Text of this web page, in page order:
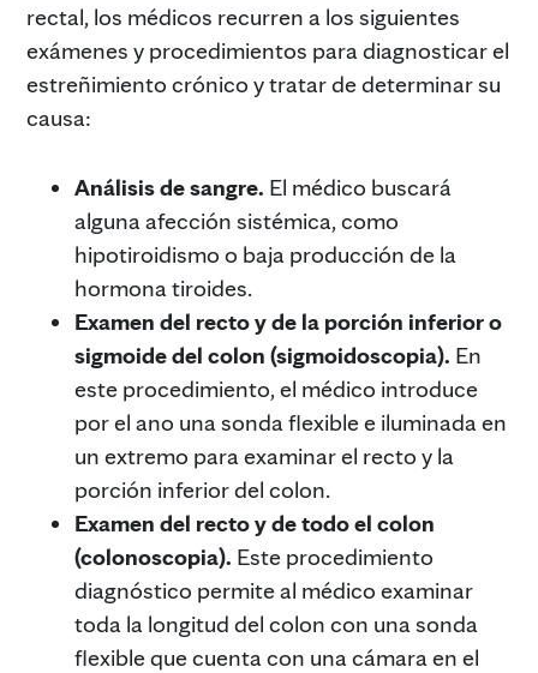
rectal, los médicos recurren a los siguientes
exámenes y procedimientos para diagnosticar el
estreñimiento crónico y tratar de determinar su
causa:
Análisis de sangre. El médico buscará
alguna afección sistémica, como
hipotiroidismo o baja producción de la
hormona tiroides.
Examen del recto y de la porción inferior o
sigmoide del colon (sigmoidoscopia). En
este procedimiento, el médico introduce
por el ano una sonda flexible e iluminada en
un extremo para examinar el recto y la
porción inferior del colon.
Examen del recto y de todo el colon
(colonoscopia). Este procedimiento
diagnóstico permite al médico examinar
toda la longitud del colon con una sonda
flexible que cuenta con una cámara en el